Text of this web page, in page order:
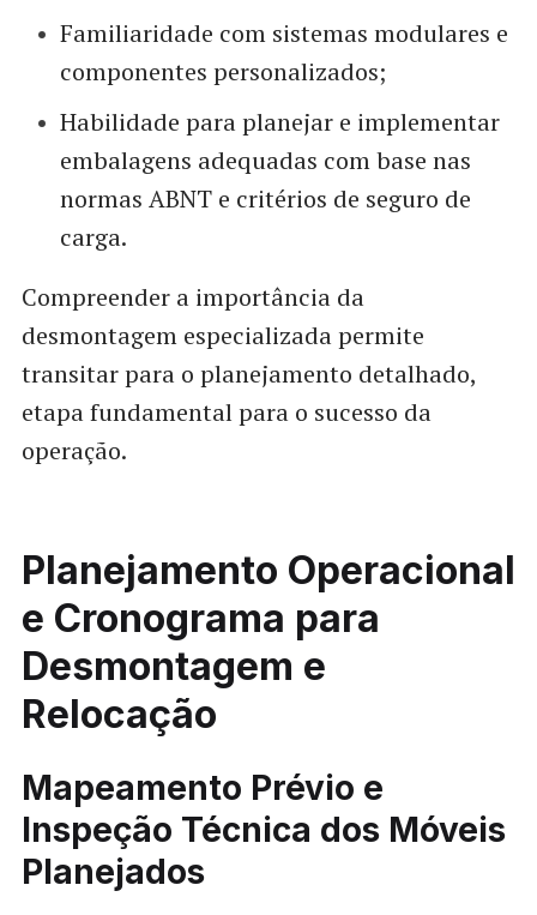
Familiaridade com sistemas modulares e
componentes personalizados;
Habilidade para planejar e implementar
embalagens adequadas com base nas
normas ABNT e critérios de seguro de
carga.
Compreender a importância da
desmontagem especializada permite
transitar para o planejamento detalhado,
etapa fundamental para o sucesso da
operação.
Planejamento Operacional
e Cronograma para
Desmontagem e
Relocação
Mapeamento Prévio e
Inspeção Técnica dos Móveis
Planejados